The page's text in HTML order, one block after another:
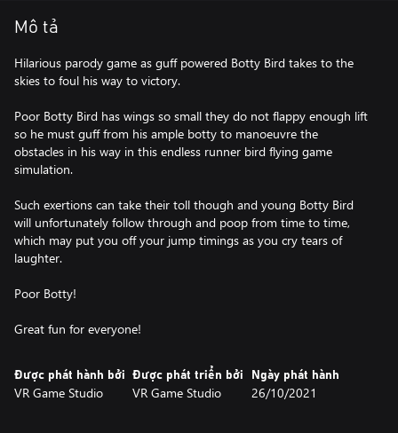
Mô tả
Hilarious parody game as guff powered Botty Bird takes to the
skies to foul his way to victory.
Poor Botty Bird has wings so small they do not flappy enough lift
so he must guff from his ample botty to manoeuvre the
obstacles in his way in this endless runner bird flying game
simulation.
Such exertions can take their toll though and young Botty Bird
will unfortunately follow through and poop from time to time,
which may put you off your jump timings as you cry tears of
laughter.
Poor Botty!
Great fun for everyone!
Được phát hành bởi
VR Game Studio
Được phát triển bởi
VR Game Studio
Ngày phát hành
26/10/2021